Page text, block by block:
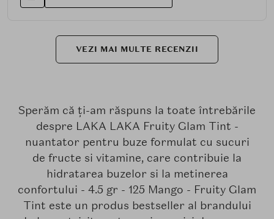
VEZI MAI MULTE RECENZII
Sperăm că ți-am răspuns la toate întrebările
despre LAKA LAKA Fruity Glam Tint -
nuantator pentru buze formulat cu sucuri
de fructe si vitamine, care contribuie la
hidratarea buzelor si la metinerea
confortului - 4.5 gr - 125 Mango - Fruity Glam
Tint este un produs bestseller al brandului